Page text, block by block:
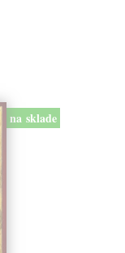
na sklade